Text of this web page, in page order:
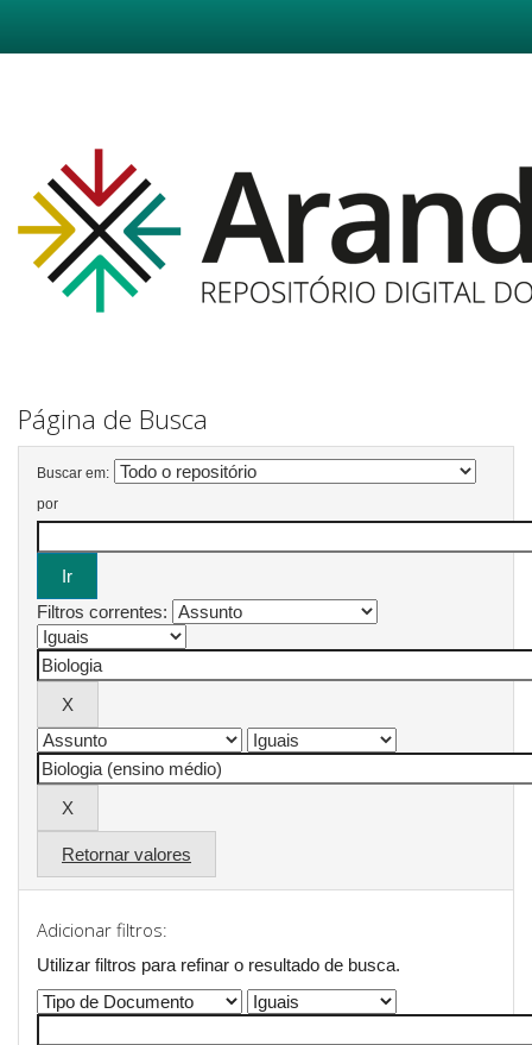
Página de Busca
Buscar em:
por
Filtros correntes:
Retornar valores
Adicionar filtros:
Utilizar filtros para refinar o resultado de busca.